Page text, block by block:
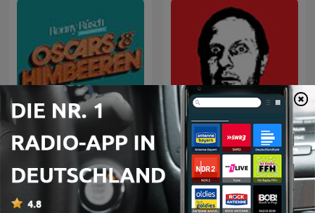
Oscars & Himbeeren - der
Film- und Serien-Podcast
Tynu40k Goblina